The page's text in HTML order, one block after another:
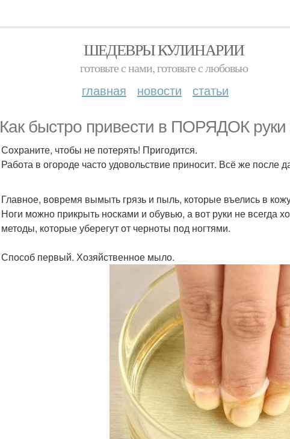
ШЕДЕВРЫ КУЛИНАРИИ
готовьте с нами, готовьте с любовью
главная новости статьи
Как быстро привести в ПОРЯДОК руки
Сохраните, чтобы не потерять! Пригодится.
Работа в огороде часто удовольствие приносит. Всё же после
Главное, вовремя вымыть грязь и пыль, которые въелись в
Ноги можно прикрыть носками и обувью, а вот руки не всегда
методы, которые уберегут от черноты под ногтями.
Способ первый. Хозяйственное мыло.